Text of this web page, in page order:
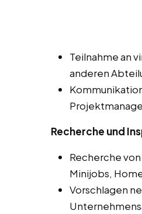
Teilnahme an
anderen
Recherche und
Recherche
Minijobs,
Vorschlagen